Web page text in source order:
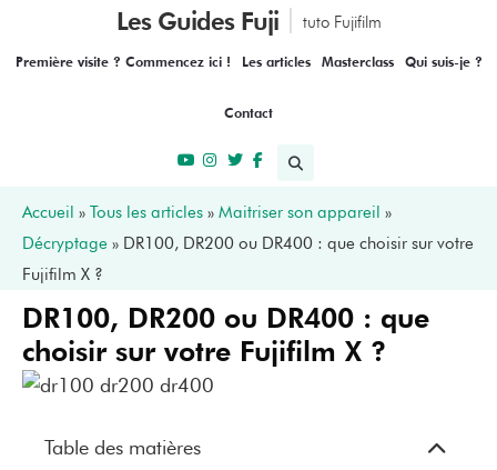
Les Guides Fuji tuto Fujifilm
Première visite ? Commencez ici ! Les articles Masterclass Qui suis-je ?
Contact
Accueil » Tous les articles » Maitriser son appareil »
Décryptage » DR100, DR200 ou DR400 : que choisir sur votre
Fujifilm X ?
DR100, DR200 ou DR400 : que
choisir sur votre Fujifilm X ?
Table des matières